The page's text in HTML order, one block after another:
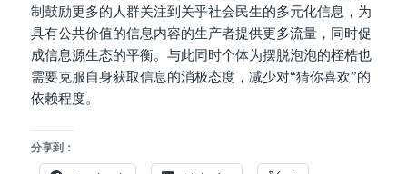
制鼓励更多的人群关注到关乎社会民生的多元化信息，为
具有公共价值的信息内容的生产者提供更多流量，同时促
成信息源生态的平衡。与此同时个体为摆脱泡泡的桎梏也
需要克服自身获取信息的消极态度，减少对“猜你喜欢”的
依赖程度。
分享到：